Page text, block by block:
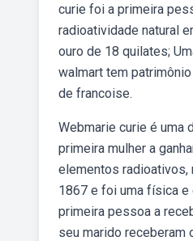
curie foi a primeira
radioatividade natural
ouro de 18 quilates;
walmart tem
de francoise.
Webmarie curie é uma
primeira mulher a
elementos radioativos,
1867 e foi uma física e
primeira pessoa a
seu marido receberam